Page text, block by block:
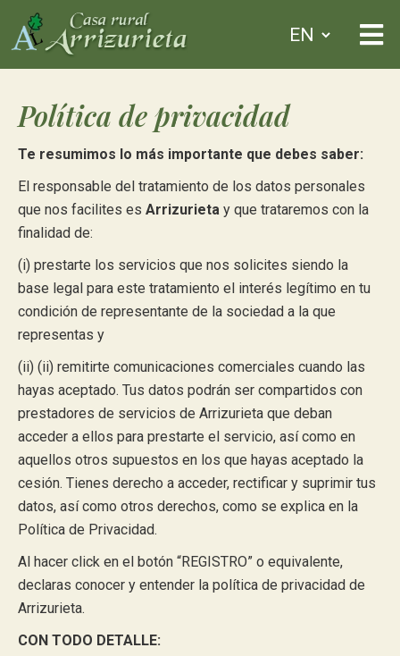
Política de privacidad
Te resumimos lo más importante que debes saber:
El responsable del tratamiento de los datos personales
que nos facilites es Arrizurieta y que trataremos con la
finalidad de:
(i) prestarte los servicios que nos solicites siendo la
base legal para este tratamiento el interés legítimo en tu
condición de representante de la sociedad a la que
representas y
(ii) (ii) remitirte comunicaciones comerciales cuando las
hayas aceptado. Tus datos podrán ser compartidos con
prestadores de servicios de Arrizurieta que deban
acceder a ellos para prestarte el servicio, así como en
aquellos otros supuestos en los que hayas aceptado la
cesión. Tienes derecho a acceder, rectificar y suprimir tus
datos, así como otros derechos, como se explica en la
Política de Privacidad.
Al hacer click en el botón “REGISTRO” o equivalente,
declaras conocer y entender la política de privacidad de
Arrizurieta.
CON TODO DETALLE: